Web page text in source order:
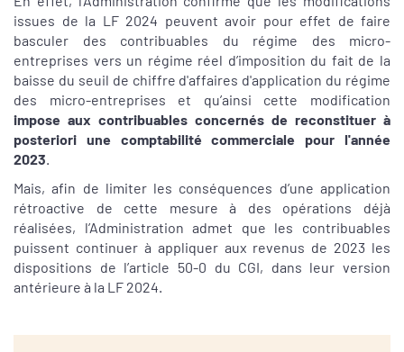
issues de la LF 2024 peuvent avoir pour effet de faire
basculer des contribuables du régime des micro-
entreprises vers un régime réel d’imposition du fait de la
baisse du seuil de chiffre d'affaires d'application du régime
des micro-entreprises et qu’ainsi cette modification
impose aux contribuables concernés de reconstituer à
posteriori une comptabilité commerciale pour l'année
2023
Mais, afin de limiter les conséquences d’une application
rétroactive de cette mesure à des opérations déjà
réalisées, l’Administration admet que les contribuables
puissent continuer à appliquer aux revenus de 2023 les
dispositions de l’article 50-0 du CGI, dans leur version
antérieure à la LF 2024.